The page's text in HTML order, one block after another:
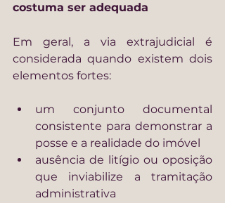
costuma ser adequada
Em geral, a via extrajudicial é
considerada quando existem dois
elementos fortes:
um conjunto documental
consistente para demonstrar a
posse e a realidade do imóvel
ausência de litígio ou oposição
que inviabilize a tramitação
administrativa